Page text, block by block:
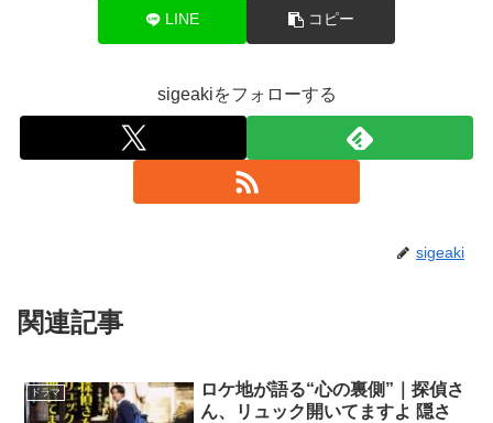
LINE コピー
sigeakiをフォローする
sigeaki
関連記事
ドラマ
ロケ地が語る“心の裏側”｜探偵さ
ん、リュック開いてますよ 隠さ